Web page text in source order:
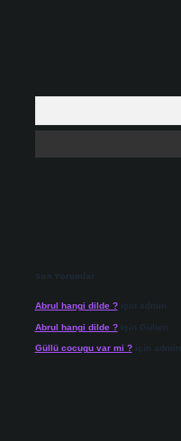
Son Yorumlar
Abrul hangi dilde ?için admin
Abrul hangi dilde ?için Gülten
Güllü cocugu var mi ?için admin